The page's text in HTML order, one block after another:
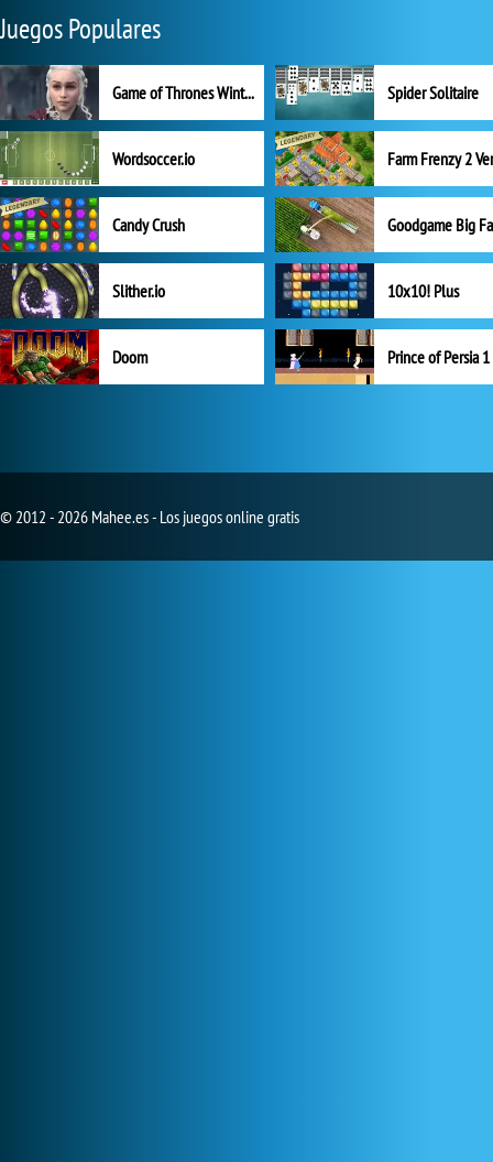
Juegos Populares
Game of Thrones Winter is Coming Spider Solitaire
Wordsoccer.io
Candy Crush Goodgame Big
Slither.io 10x10! Plus
Doom Prince of Persia 1
© 2012 - 2026 Mahee.es - Los juegos online gratis